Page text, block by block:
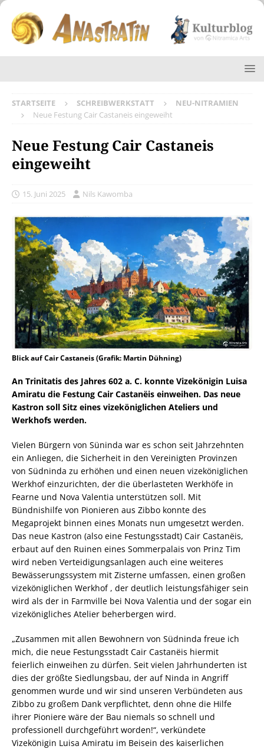
STARTSEITE SCHREIBWERKSTATT
NEU-NITRAMIEN
Neue Festung Cair Castaneis eingeweiht
Neue Festung Cair Castaneis
eingeweiht
15. Juni 2025 Nils Kawomba
Blick auf Cair Castaneis (Grafik: Martin Dühning)
An Trinitatis des Jahres 602 a. C. konnte Vizekönigin Luisa
Amiratu die Festung Cair Castanëis einweihen. Das neue
Kastron soll Sitz eines vizeköniglichen Ateliers und
Werkhofs werden.
Vielen Bürgern von Süninda war es schon seit Jahrzehnten
ein Anliegen, die Sicherheit in den Vereinigten Provinzen
von Südninda zu erhöhen und einen neuen vizeköniglichen
Werkhof einzurichten, der die überlasteten Werkhöfe in
Fearne und Nova Valentia unterstützen soll. Mit
Bündnishilfe von Pionieren aus Zibbo konnte des
Megaprojekt binnen eines Monats nun umgesetzt werden.
Das neue Kastron (also eine Festungsstadt) Cair Castanëis,
erbaut auf den Ruinen eines Sommerpalais von Prinz Tim
wird neben Verteidigungsanlagen auch eine weiteres
Bewässerungssystem mit Zisterne umfassen, einen großen
vizeköniglichen Werkhof , der deutlich leistungsfähiger sein
wird als der in Farmville bei Nova Valentia und der sogar ein
vizekönigliches Atelier beherbergen wird.
„Zusammen mit allen Bewohnern von Südninda freue ich
mich, die neue Festungsstadt Cair Castanëis hiermit
feierlich einweihen zu dürfen. Seit vielen Jahrhunderten ist
dies der größte Siedlungsbau, der auf Ninda in Angriff
genommen wurde und wir sind unseren Verbündeten aus
Zibbo zu großem Dank verpflichtet, denn ohne die Hilfe
ihrer Pioniere wäre der Bau niemals so schnell und
professionell durchgeführt worden!“, verkündete
Vizekönigin Luisa Amiratu im Beisein des kaiserlichen